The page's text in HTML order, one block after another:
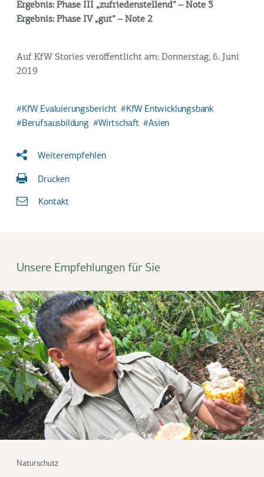
Ergebnis: Phase III „zufriedenstellend“ – Note 3
Ergebnis: Phase IV „gut“ – Note 2
Auf KfW Stories veröffentlicht am: Donnerstag, 6. Juni
2019
KfW Evaluierungsbericht
KfW Entwicklungsbank
Berufsausbildung
Wirtschaft Asien
Weiterempfehlen
Drucken
Kontakt
Unsere Empfehlungen für Sie
Naturschutz